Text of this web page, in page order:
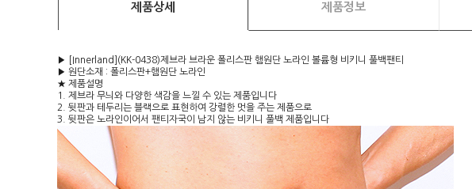
제품상세 제품정보
▶ [Innerland](KK-0438)제브라 브라운 폴리스판 햄원단 노라인 볼륨형 비키니 풀백팬티
▶ 원단소재 : 폴리스판+햄원단 노라인
★ 제품설명
1. 제브라 무늬와 다양한 색감을 느낄 수 있는 제품입니다
2. 뒷판과 테두리는 블랙으로 표현하여 강렬한 멋을 주는 제품으로
3. 뒷판은 노라인이어서 팬티자국이 남지 않는 비키니 풀백 제품입니다